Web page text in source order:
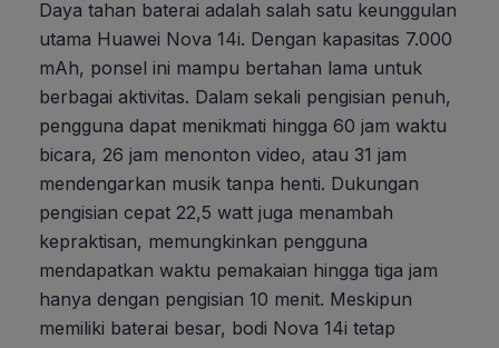
Daya tahan baterai adalah salah satu keunggulan
utama Huawei Nova 14i. Dengan kapasitas 7.000
mAh, ponsel ini mampu bertahan lama untuk
berbagai aktivitas. Dalam sekali pengisian penuh,
pengguna dapat menikmati hingga 60 jam waktu
bicara, 26 jam menonton video, atau 31 jam
mendengarkan musik tanpa henti. Dukungan
pengisian cepat 22,5 watt juga menambah
kepraktisan, memungkinkan pengguna
mendapatkan waktu pemakaian hingga tiga jam
hanya dengan pengisian 10 menit. Meskipun
memiliki baterai besar, bodi Nova 14i tetap